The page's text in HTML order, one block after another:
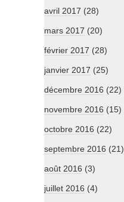
avril 2017 (28)
mars 2017 (20)
février 2017 (28)
janvier 2017 (25)
décembre 2016 (22)
novembre 2016 (15)
octobre 2016 (22)
septembre 2016 (21)
août 2016 (3)
juillet 2016 (4)